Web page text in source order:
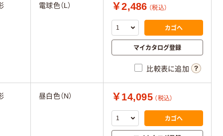
電球色（L） ￥2,486 （税込）
カゴへ
マイカタログ登録
比較表に追加
昼白色（N） ￥14,095 （税込）
カゴへ